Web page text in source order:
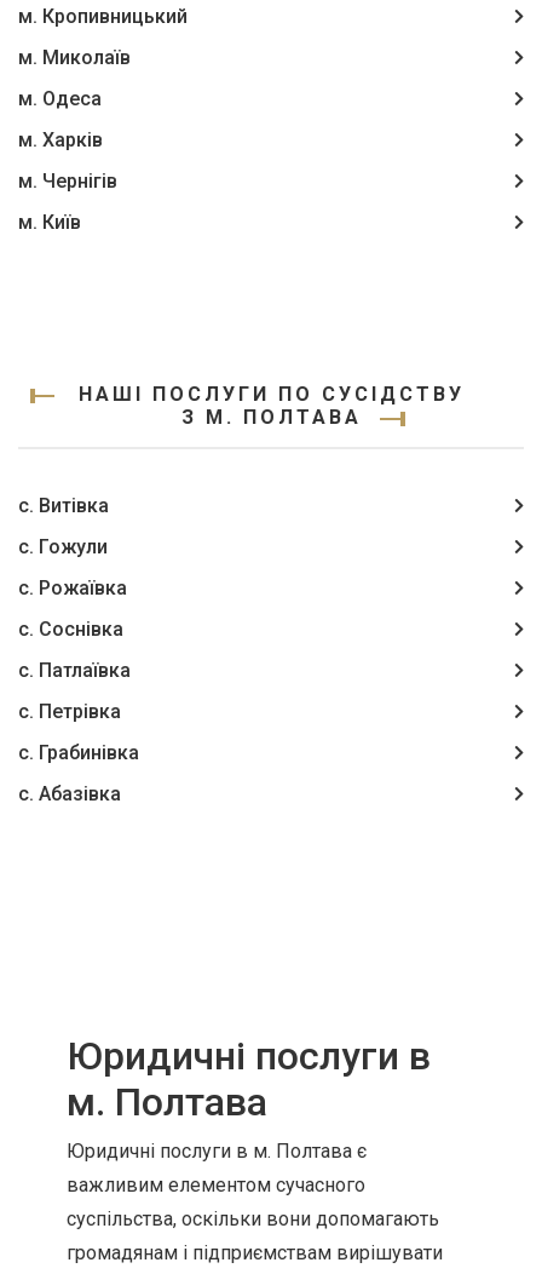
м. Кропивницький
м. Миколаїв
м. Одеса
м. Харків
м. Чернігів
м. Київ
НАШІ ПОСЛУГИ ПО СУСІДСТВУ
З М. ПОЛТАВА
с. Витівка
с. Гожули
с. Рожаївка
с. Соснівка
с. Патлаївка
с. Петрівка
с. Грабинівка
с. Абазівка
Юридичні послуги в
м. Полтава
Юридичні послуги в м. Полтава є
важливим елементом сучасного
суспільства, оскільки вони допомагають
громадянам і підприємствам вирішувати